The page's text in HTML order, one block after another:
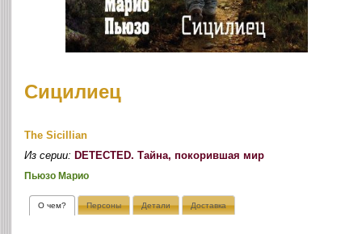
Сицилиец
The Sicillian
Из серии: DETECTED. Тайна, покорившая мир
Пьюзо Марио
О чем? Персоны Детали Доставка